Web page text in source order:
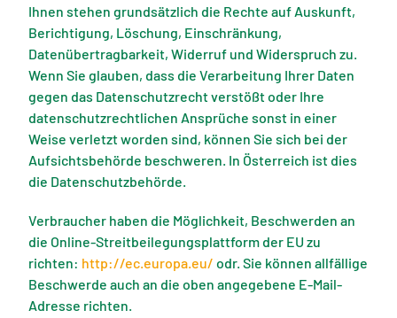
Ihnen stehen grundsätzlich die Rechte auf Auskunft,
Berichtigung, Löschung, Einschränkung,
Datenübertragbarkeit, Widerruf und Widerspruch zu.
Wenn Sie glauben, dass die Verarbeitung Ihrer Daten
gegen das Datenschutzrecht verstößt oder Ihre
datenschutzrechtlichen Ansprüche sonst in einer
Weise verletzt worden sind, können Sie sich bei der
Aufsichtsbehörde beschweren. In Österreich ist dies
die Datenschutzbehörde.
Verbraucher haben die Möglichkeit, Beschwerden an
die Online-Streitbeilegungsplattform der EU zu
richten: http://ec.europa.eu/ odr. Sie können allfällige
Beschwerde auch an die oben angegebene E-Mail-
Adresse richten.